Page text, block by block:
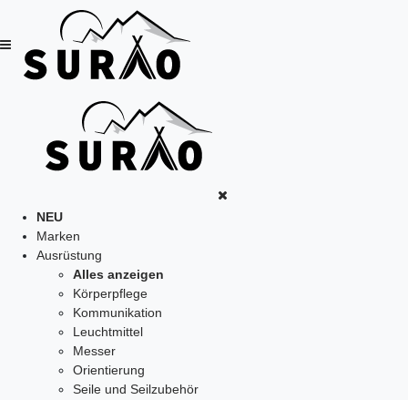
NEU
Marken
Ausrüstung
Alles anzeigen
Körperpflege
Kommunikation
Leuchtmittel
Messer
Orientierung
Seile und Seilzubehör